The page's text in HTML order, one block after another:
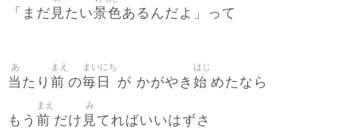
「まだ 見たい景色あるんだよ」って
当
あ
たり 前
まえ
の毎日
まいにち
が かがやき 始
はじ
めたなら
もう 前
まえ
だけ 見
み
てればいいはずさ